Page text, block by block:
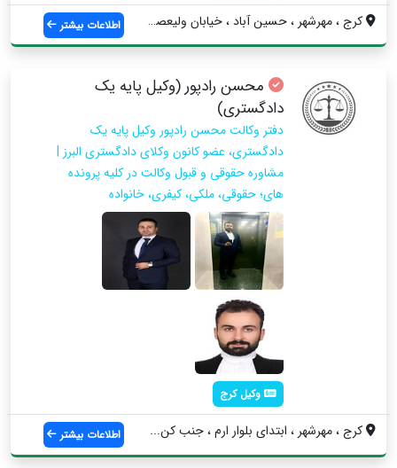
کرج ، مهرشهر ، حسین آباد ، خیابان ولیعصر... اطلاعات بیشتر
محسن رادپور (وکیل پایه یک
دادگستری)
دفتر وکالت محسن رادپور وکیل پایه یک
دادگستری، عضو کانون وکلای دادگستری البرز |
مشاوره حقوقی و قبول وکالت در کلیه پرونده
های؛ حقوقی، ملکی، کیفری، خانواده
وکیل کرج
کرج ، مهرشهر ، ابتدای بلوار ارم ، جنب کن... اطلاعات بیشتر